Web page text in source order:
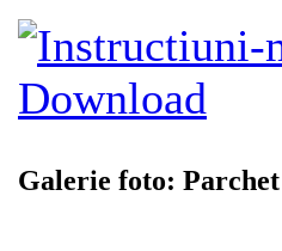
Download
Galerie foto: